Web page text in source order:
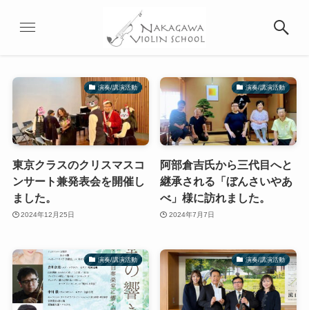
演奏/講演活動
東京クラスのクリスマスコ
ンサート兼発表会を開催し
ました。
2024年12月25日
演奏/講演活動
阿部倉吉氏から三代目へと
継承される「ぼんさいやあ
べ」様に訪れました。
2024年7月7日
演奏/講演活動 演奏/講演活動